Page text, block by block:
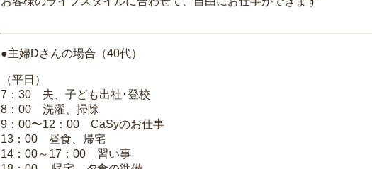
●主婦Dさんの場合（40代）
（平日）
7：30 夫、子ども出社･登校
8：00 洗濯、掃除
9：00〜12：00 CaSyのお仕事
13：00 昼食、帰宅
14：00～17：00 習い事